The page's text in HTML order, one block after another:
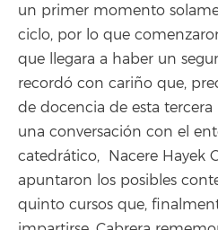
un primer momento
ciclo, por lo que
que llegara a haber un
recordó con cariño que,
de docencia de esta
una conversación con el
catedrático, Nacere Hayek
apuntaron los posibles
quinto cursos que,